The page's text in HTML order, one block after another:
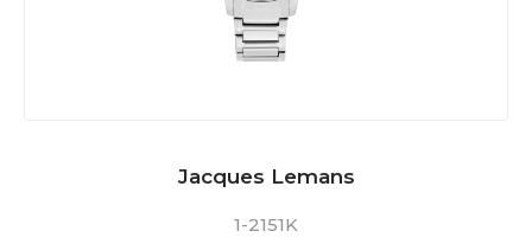
Jacques Lemans
1-2151K